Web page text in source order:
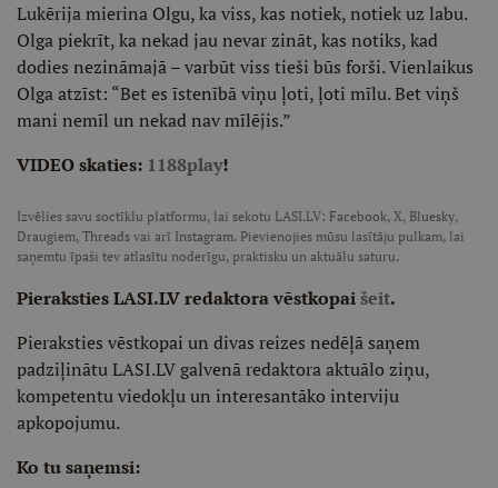
Lukērija mierina Olgu, ka viss, kas notiek, notiek uz labu.
Olga piekrīt, ka nekad jau nevar zināt, kas notiks, kad
dodies nezināmajā – varbūt viss tieši būs forši. Vienlaikus
Olga atzīst: “Bet es īstenībā viņu ļoti, ļoti mīlu. Bet viņš
mani nemīl un nekad nav mīlējis.”
VIDEO skaties: 1188play!
Izvēlies savu soctīklu platformu, lai sekotu LASI.LV: Facebook, X, Bluesky,
Draugiem, Threads vai arī Instagram. Pievienojies mūsu lasītāju pulkam, lai
saņemtu īpaši tev atlasītu noderīgu, praktisku un aktuālu saturu.
Pieraksties LASI.LV redaktora vēstkopaišeit.
Pieraksties vēstkopai un divas reizes nedēļā saņem
padziļinātu LASI.LV galvenā redaktora aktuālo ziņu,
kompetentu viedokļu un interesantāko interviju
apkopojumu.
Ko tu saņemsi: